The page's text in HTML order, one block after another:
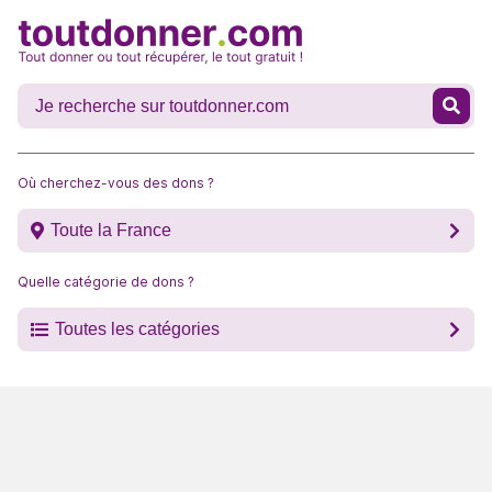
Où cherchez-vous des dons ?
Toute la France
Quelle catégorie de dons ?
Toutes les catégories